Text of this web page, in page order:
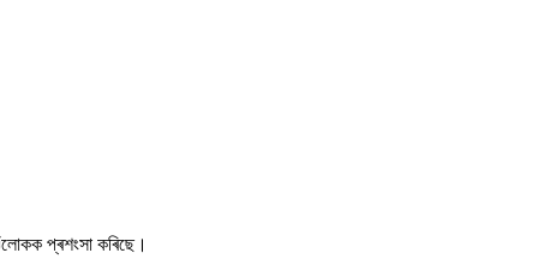
প্ৰশংসা কৰিছে।